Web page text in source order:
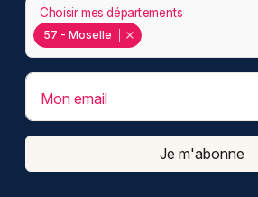
57 - Moselle
Choisir mes départements
Mon email
Je m'abonne